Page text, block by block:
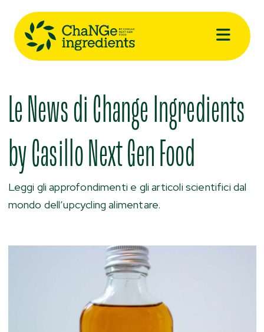
Le News di Change Ingredients
by Casillo Next Gen Food
Leggi gli approfondimenti e gli articoli scientifici dal
mondo dell’upcycling alimentare.